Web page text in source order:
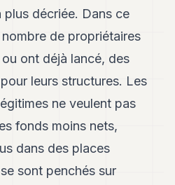
décriée. Dans ce
de propriétaires
ont déjà lancé, des
leurs structures. Les
ne veulent pas
fonds moins nets,
dans des places
sont penchés sur